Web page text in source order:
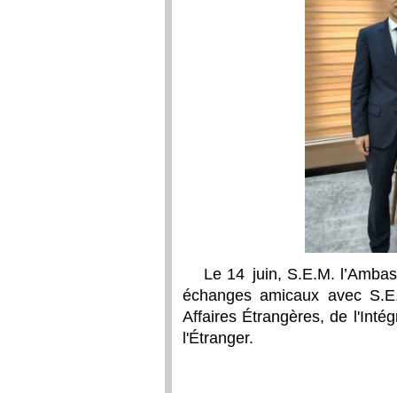
Le 14 juin, S.E.M.
échanges amicaux avec
Affaires Étrangères, de
l'Étranger.